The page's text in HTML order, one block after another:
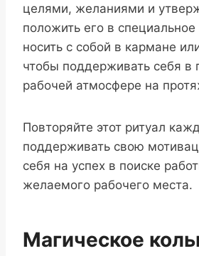
целями, желаниями и
положить его в
носить с собой в кармане
чтобы поддерживать себя в
рабочей атмосфере на
Повторяйте этот ритуал
поддерживать свою
себя на успех в поиске
желаемого рабочего места.
Магическое